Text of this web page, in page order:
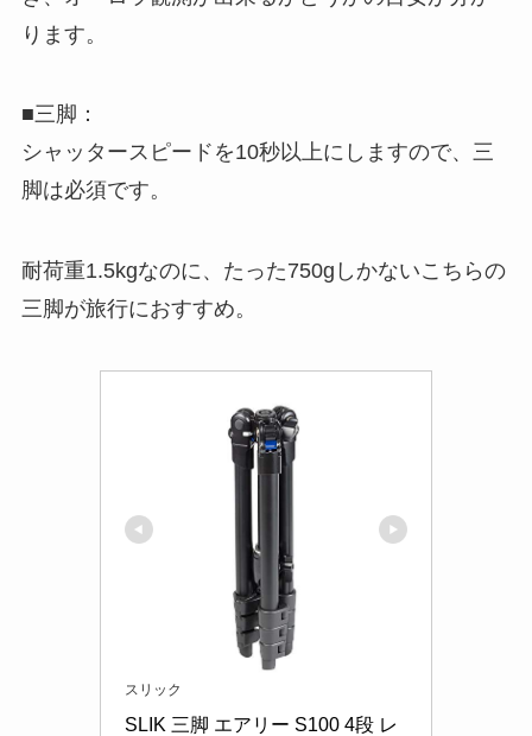
ります。
■三脚：
シャッタースピードを10秒以上にしますので、三
脚は必須です。
耐荷重1.5kgなのに、たった750gしかないこちらの
三脚が旅行におすすめ。
スリック
SLIK 三脚 エアリー S100 4段 レ